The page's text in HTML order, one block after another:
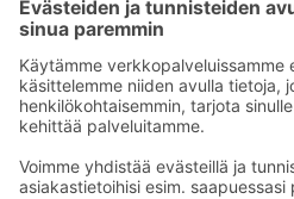
S-ostoslista -sovellus
Prisma.fi
Sokos.fi
S-Pankki
Yhteishyvä
Sokos Hotels
Raflaamo